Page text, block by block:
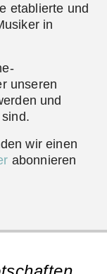
etablierte und
in
unseren
und
wir einen
abonnieren